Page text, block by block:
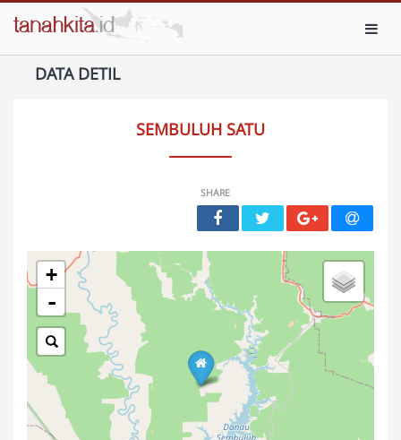
DATA DETIL
SEMBULUH SATU
SHARE
+
-